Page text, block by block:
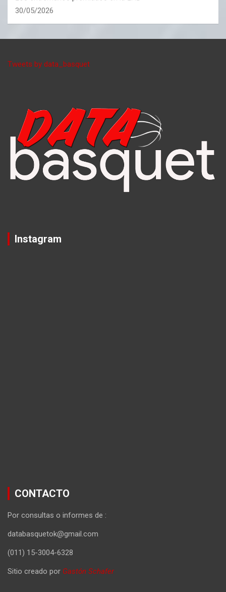
30/05/2026
Tweets by data_basquet
Instagram
CONTACTO
Por consultas o informes de :
databasquetok@gmail.com
(011) 15-3004-6328
Sitio creado por Gastón Schafer